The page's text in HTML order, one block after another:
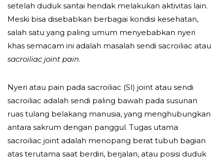
setelah duduk santai hendak melakukan aktivitas lain.
Meski bisa disebabkan berbagai kondisi kesehatan,
salah satu yang paling umum menyebabkan nyeri
khas semacam ini adalah masalah sendi sacroiliac atau
sacroiliac joint pain.
Nyeri atau pain pada sacroiliac (SI) joint atau sendi
sacroiliac adalah sendi paling bawah pada susunan
ruas tulang belakang manusia, yang menghubungkan
antara sakrum dengan panggul. Tugas utama
sacroiliac joint adalah menopang berat tubuh bagian
atas terutama saat berdiri, berjalan, atau posisi duduk